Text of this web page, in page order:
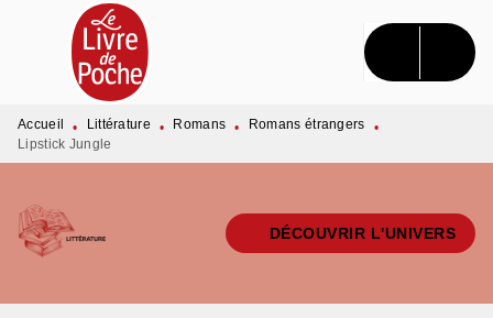
MENU RECHERCHE CONTENU
PIED DE PAGE
Accueil • Littérature • Romans • Romans étrangers
•
Lipstick Jungle
DÉCOUVRIR L'UNIVERS